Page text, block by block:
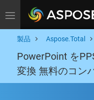
Toggle navigation
製品 Aspose.Total
PowerPoint を
変換 無料のコン